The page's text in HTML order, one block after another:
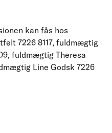
kan fås hos
7226 8117, fuldmægtig
fuldmægtig Theresa
Line Godsk 7226